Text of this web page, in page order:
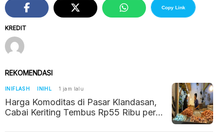
KREDIT
Copy Link
REKOMENDASI
INIFLASH INIHL 1 jam lalu
Harga Komoditas di Pasar Klandasan,
Cabai Keriting Tembus Rp55 Ribu per